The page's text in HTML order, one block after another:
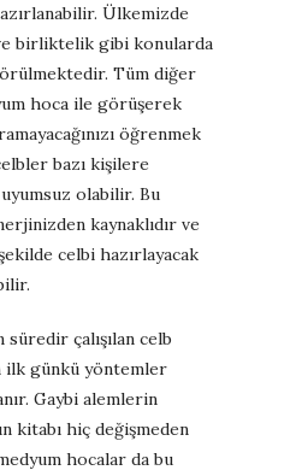
Ülkemizde
birliktelik gibi konularda
Tüm diğer
hoca ile görüşerek
öğrenmek
bazı kişilere
olabilir. Bu
kaynaklıdır ve
celbi hazırlayacak
çalışılan celb
ilk günkü yöntemler
Gaybi alemlerin
kitabı hiç değişmeden
hocalar da bu